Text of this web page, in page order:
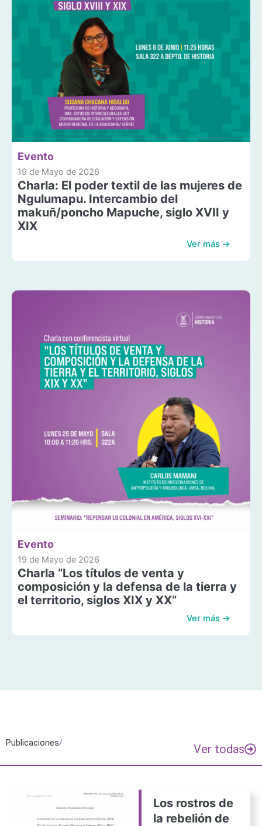
Evento
19 de Mayo de 2026
Charla: El poder textil de las mujeres de
Ngulumapu. Intercambio del
makuñ/poncho Mapuche, siglo XVII y
XIX
Ver más →
Evento
19 de Mayo de 2026
Charla “Los títulos de venta y
composición y la defensa de la tierra y
el territorio, siglos XIX y XX”
Ver más →
Publicaciones/ Ver todas
Los rostros de
la rebelión de